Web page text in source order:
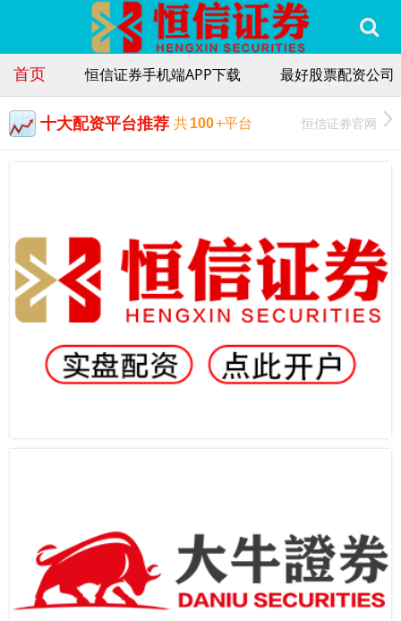
首页 恒信证券手机端APP下载 最好股票配资公司
十大配资平台推荐 共100+平台 恒信证券官网